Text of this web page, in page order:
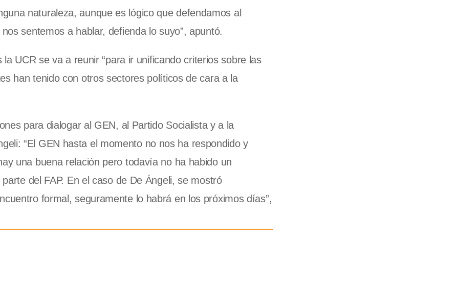
naturaleza, aunque es lógico que defendamos al
sentemos a hablar, defienda lo suyo”, apuntó.
UCR se va a reunir “para ir unificando criterios sobre las
han tenido con otros sectores políticos de cara a la
para dialogar al GEN, al Partido Socialista y a la
“El GEN hasta el momento no nos ha respondido y
una buena relación pero todavía no ha habido un
del FAP. En el caso de De Ángeli, se mostró
formal, seguramente lo habrá en los próximos días”,